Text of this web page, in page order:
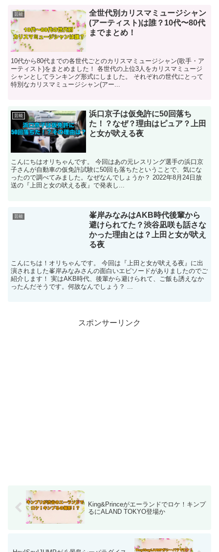
芸能
全世代別カリスマミュージシャン
(アーティスト)は誰？10代〜80代
までまとめ！
10代から80代までの各世代ごとのカリスマミュージシャン(歌手・ア
ーティスト)をまとめました！ 各世代の上位3人をカリスマミュージ
シャンとしてランキング形式にしました。 それぞれの世代にとって
特別なカリスマミュージシャン(アー...
芸能
浜口京子は仮免許に50回落ち
た！？なぜ？理由はピュア？上田
と女が吠える夜
こんにちはオリちゃんです。 今回はあの元レスリング選手の浜口京
子さんが自動車の仮免許試験に50回も落ちたということで、気にな
ったので調べてみました。なぜなんでしょうか？ 2022年8月24日放
送の『上田と女の吠える夜』で発表し...
芸能
峯岸みなみはAKB時代後輩から
避けられてた？渋谷凪咲も話さな
かった理由とは？上田と女が吠え
る夜
こんにちは！オリちゃんです。 今回は『上田と女が吠える夜』に出
演されました峯岸みなみさんの面白いエピソードがありましたのでご
紹介します！ 実はAKB時代、後輩から避けられて、ご飯も誘えなか
ったんだそうです。何故なんでしょう？ ...
スポンサーリンク
King&Princeがエーランドでロケ！キンプ
るにALAND TOKYO登場か